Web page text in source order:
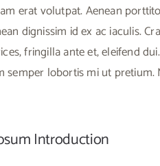
erat volutpat. Aenean
dignissim id ex ac iaculis.
fringilla ante et, eleifend
semper lobortis mi ut pretium.
Introduction